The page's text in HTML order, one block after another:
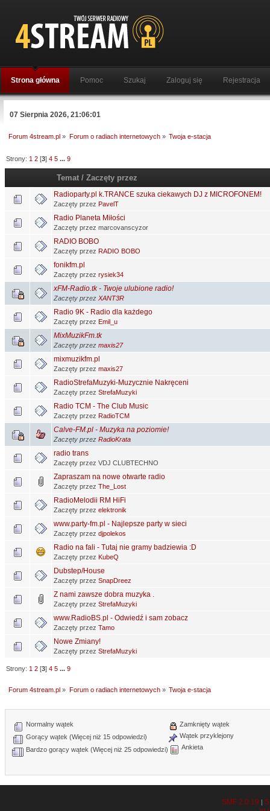
Strona główna Pomoc Szukaj Zaloguj się Rejestracja
07 Sierpnia 2026, 21:06:01
Forum 4stream.pl » Forum o radiach internetowych» Twoja e-stacja
Strony: 1 2 [3]4 5 ...9
Temat /Zaczęty przez
Radioparty.pl k.TRANCE szuka ciekawych DJ z MICROFONEM!
Zaczęty przez PavelT
Radio Planeta Miłości
Zaczęty przez marcovanscyzor
RADIO BOBO
Zaczęty przez RADIO BOBO
fonikfm.pl
Zaczęty przez rysiek34
xFM-Radio.tk - Twoje ulubione radio!
Zaczęty przez XANT3R
Radio 9K - Radio dla każdego
Zaczęty przez Emil_u
MixMuzikFm.tk
Zaczęty przez maxis27
mixmuzikfm.pl
Zaczęty przez maxis27
RadioStrefaMuzyki-Muzycznie Nakręceni
Zaczęty przez StrefaMuzyki
Radio TCM - The Club Music
Zaczęty przez RadioTCM
Calve-FM.pl - Muzyka na poziomie!
Zaczęty przez RadioKrata
radio trans
Zaczęty przez VDJ CLUBTECHNO
Zapraszam na nowe otwarte radio
Zaczęty przez The_Lost
RadioMelodii RM HiFi
Zaczęty przez elektronik
www.party-fm.pl - Najlepsze party w sieci
Zaczęty przez djpolekos
Radio na fali - Tutaj nie gramy badziewia :D
Zaczęty przez KubeQ
Dubstep/House
Zaczęty przez SnapDreez
Z nami zawsze dobra muzyka .
Zaczęty przez StrefaMuzyki
www.RadioBS.pl - Odwiedź i sam zobacz
Zaczęty przez Tamo
Nowe Zmiany!
Zaczęty przez StrefaMuzyki
Strony: 1 2 [3]4 5 ...9
Forum 4stream.pl » Forum o radiach internetowych» Twoja e-stacja
Normalny wątek
Gorący wątek (Więcej niż 15 odpowiedzi)
Bardzo gorący wątek (Więcej niż 25 odpowiedzi)
Zamknięty wątek
Wątek przyklejony
Ankieta
SMF 2.0.19 |